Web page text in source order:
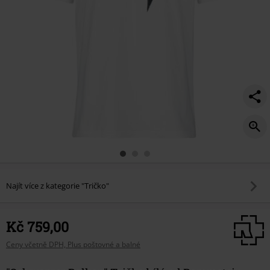
Najít více z kategorie "Tričko"
Kč 759,00
Ceny včetně DPH, Plus poštovné a balné